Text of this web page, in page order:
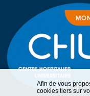
Afin de vous
cookies tiers sur